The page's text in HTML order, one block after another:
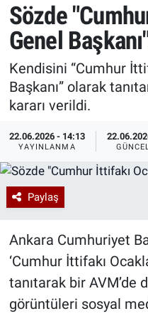
Sözde
Genel
Kendisini “Cumhur
Başkanı” olarak
kararı verildi.
22.06.2026 - 14:13
YAYINLANMA
Paylaş
Ankara Cumhuriyet
‘Cumhur İttifakı
tanıtarak bir AVM’de
görüntüleri sosyal
Erişim Bilgileri
Ekonomi
Trend
Erişim Bilgileri
Spor
Ekonomi
Özel Haberler
Kadın
Erişim Bilgileri
Sağlık
Erişim Bilgileri
Tüm Manşetler
Son Dakika